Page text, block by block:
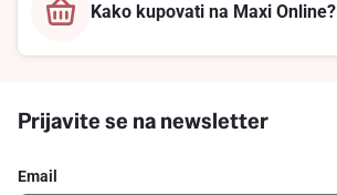
Kako kupovati na Maxi Online?
Prijavite se na newsletter
Email